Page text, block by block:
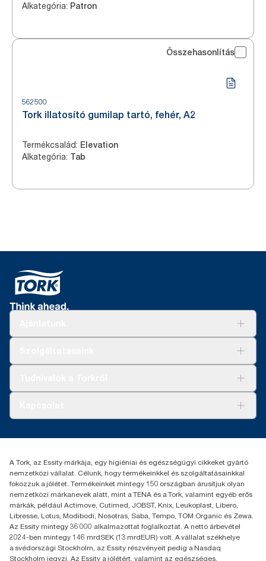
Alkategória: Patron
Összehasonlítás
562500
Tork illatosító gumilap tartó, fehér, A2
Termékcsalád: Elevation
Alkategória: Tab
+36 1 392 2176
H-1021 Budapest
Budakeszi út 51.
A Tork, az Essity márkája, egy higiéniai és egészségügyi cikkeket gyártó
nemzetközi vállalat. Célunk, hogy termékeinkkel és szolgáltatásainkkal
fokozzuk a jólétet. Termékeinket mintegy 150 országban árusítjuk olyan
nemzetközi márkanevek alatt, mint a TENA és a Tork, valamint egyéb erős
márkák, például Actimove, Cutimed, JOBST, Knix, Leukoplast, Libero,
Libresse, Lotus, Modibodi, Nosotras, Saba, Tempo, TOM Organic és Zewa.
Az Essity mintegy 36 000 alkalmazottat foglalkoztat. A nettó árbevétel
2024-ben mintegy 146 mrdSEK (13 mrdEUR) volt. A vállalat székhelye
a svédországi Stockholm, az Essity részvényeit pedig a Nasdaq
Stockholm jegyzi. Az Essity a jólétért, valamint az egészséges,